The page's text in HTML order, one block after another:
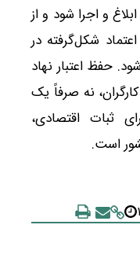
و اجرا شود و از
شکل‌گرفته در
حفظ اعتبار نهاد
نه صرفاً یک
ثبات اقتصادی،
است.